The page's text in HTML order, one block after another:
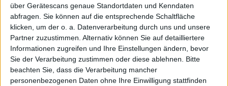
über Gerätescans genaue Standortdaten und Kenndaten
abfragen. Sie können auf die entsprechende Schaltfläche
klicken, um der o. a. Datenverarbeitung durch uns und unsere
Partner zuzustimmen. Alternativ können Sie auf detailliertere
Informationen zugreifen und Ihre Einstellungen ändern, bevor
Sie der Verarbeitung zustimmen oder diese ablehnen.
Bitte
beachten Sie, dass die Verarbeitung mancher
personenbezogenen Daten ohne Ihre Einwilligung stattfinden